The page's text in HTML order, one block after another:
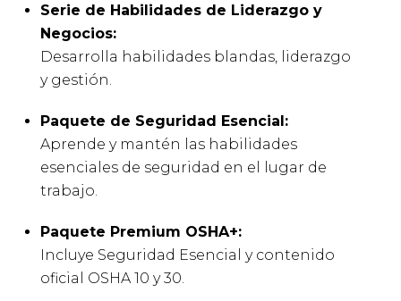
Serie de Habilidades de Liderazgo y
Negocios:
Desarrolla habilidades blandas, liderazgo
y gestión.
Paquete de Seguridad Esencial:
Aprende y mantén las habilidades
esenciales de seguridad en el lugar de
trabajo.
Paquete Premium OSHA+:
I ncluye Seguridad Esencial y contenido
oficial OSHA 10 y 30.